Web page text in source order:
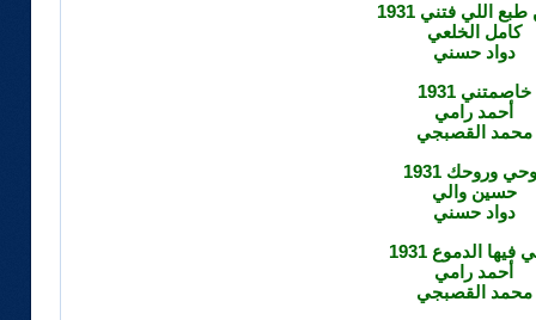
اللي فتني 1931
كامل الخلعي
دواد حسني
خاصمتني 1931
أحمد رامي
محمد القصبجي
وروحك 1931
حسين والي
دواد حسني
فيها الدموع 1931
أحمد رامي
محمد القصبجي